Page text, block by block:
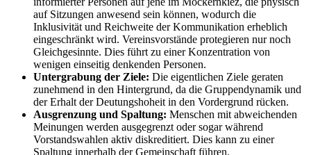
auf Sitzungen anwesend sein können, wodurch die
Inklusivität und Reichweite der Kommunikation erheblich
eingeschränkt wird. Vereinsvorstände protegieren nur noch
Gleichgesinnte. Dies führt zu einer Konzentration von
wenigen einseitig denkenden Personen.
Untergrabung der Ziele: Die eigentlichen Ziele geraten
zunehmend in den Hintergrund, da die Gruppendynamik und
der Erhalt der Deutungshoheit in den Vordergrund rücken.
Ausgrenzung und Spaltung: Menschen mit abweichenden
Meinungen werden ausgegrenzt oder sogar während
Vorstandswahlen aktiv diskreditiert. Dies kann zu einer
Spaltung innerhalb der Gemeinschaft führen.